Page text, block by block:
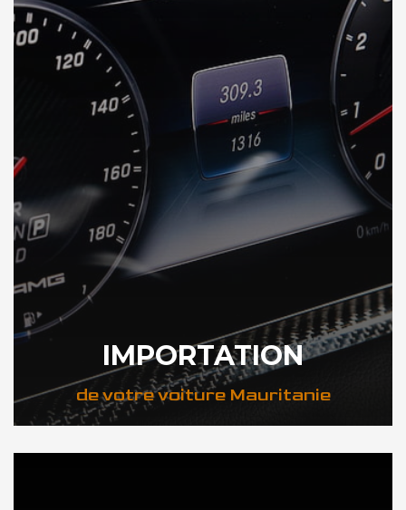
IMPORTATION
de votre voiture Mauritanie